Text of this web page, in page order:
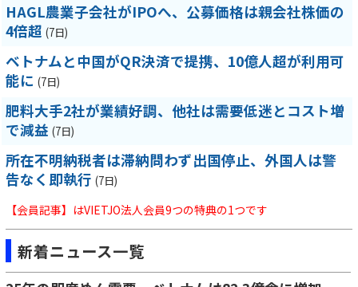
HAGL農業子会社がIPOへ、公募価格は親会社株価の
4倍超 (7日)
ベトナムと中国がQR決済で提携、10億人超が利用可
能に (7日)
肥料大手2社が業績好調、他社は需要低迷とコスト増
で減益 (7日)
所在不明納税者は滞納問わず出国停止、外国人は警
告なく即執行 (7日)
【会員記事】はVIETJO法人会員9つの特典の1つです
新着ニュース一覧